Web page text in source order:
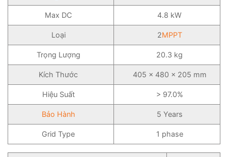
Max DC 4.8 kW
Loại 2MPPT
Trọng Lượng 20.3 kg
Kích Thước 405 x 480 x 205 mm
Hiệu Suất > 97.0%
Bảo Hành 5 Years
Grid Type 1 phase